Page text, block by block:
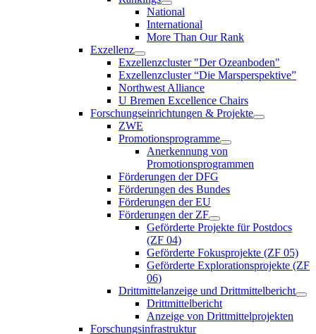
National
International
More Than Our Rank
Exzellenz
Exzellenzcluster "Der Ozeanboden"
Exzellenzcluster “Die Marsperspektive”
Northwest Alliance
U Bremen Excellence Chairs
Forschungseinrichtungen & Projekte
ZWE
Promotionsprogramme
Anerkennung von
Promotionsprogrammen
Förderungen der DFG
Förderungen des Bundes
Förderungen der EU
Förderungen der ZF
Geförderte Projekte für Postdocs
(ZF 04)
Geförderte Fokusprojekte (ZF 05)
Geförderte Explorationsprojekte (ZF
06)
Drittmittelanzeige und Drittmittelbericht
Drittmittelbericht
Anzeige von Drittmittelprojekten
Forschungsinfrastruktur